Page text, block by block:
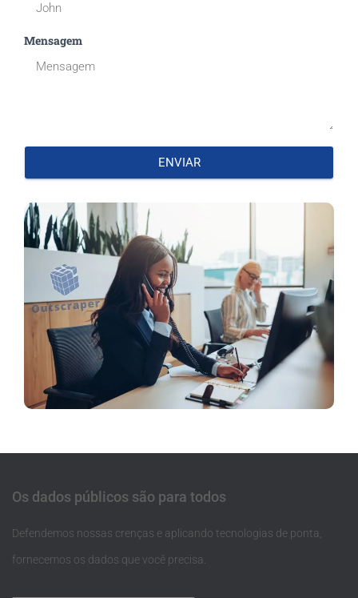
Mensagem
ENVIAR
Os dados públicos são para todos
Defendemos nossas crenças e aplicando tecnologias de ponta,
fornecemos os dados que você precisa.